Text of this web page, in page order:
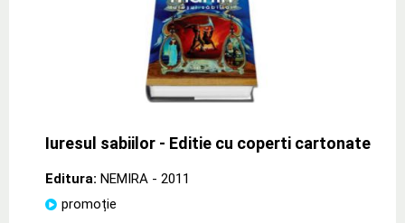
Iuresul sabiilor - Editie cu coperti cartonate
Editura: NEMIRA - 2011
promoție